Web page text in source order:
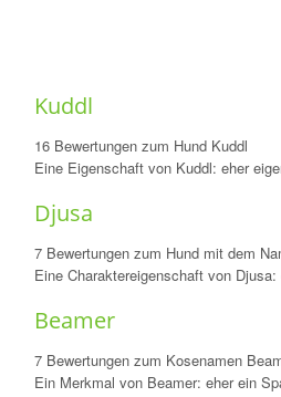
Kuddl
16 Bewertungen zum Hund Kuddl
Eine Eigenschaft von Kuddl: eher
Djusa
7 Bewertungen zum Hund mit dem
Eine Charaktereigenschaft von
Beamer
7 Bewertungen zum Kosenamen
Ein Merkmal von Beamer: eher ein